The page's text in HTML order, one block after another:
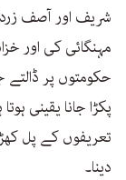
شریف اور آصف
مہنگائی کی اور
حکومتوں پر ڈالتے
پکڑا جانا یقینی
تعریفوں کے پل
دینا۔